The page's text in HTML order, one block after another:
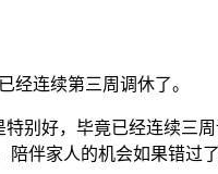
经连续第三周调休了。
别好，毕竟已经连续三
伴家人的机会如果错过